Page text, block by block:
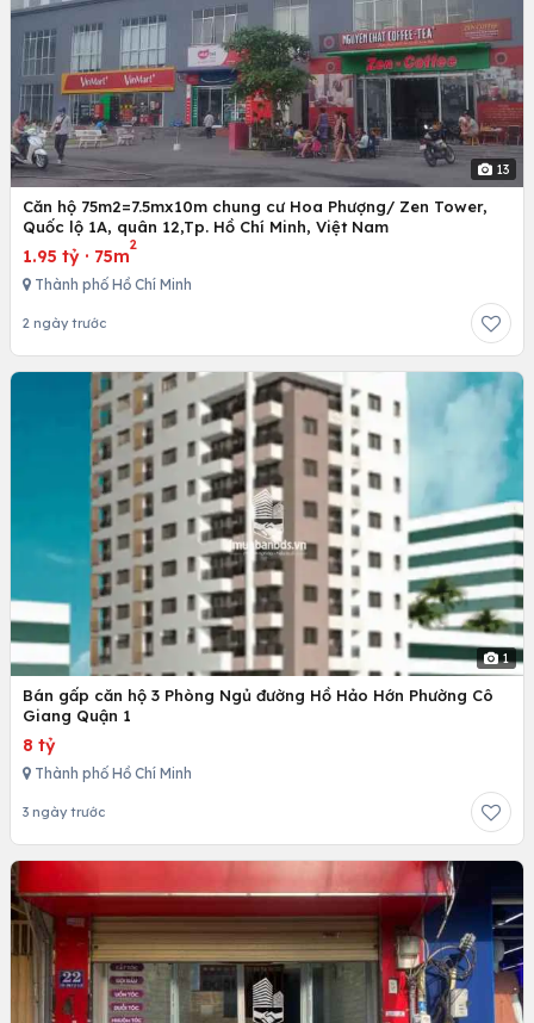
13
Căn hộ 75m2=7.5mx10m chung cư Hoa Phượng/ Zen Tower,
Quốc lộ 1A, quân 12,Tp. Hồ Chí Minh, Việt Nam
1.95 tỷ · 75m
2
Thành phố Hồ Chí Minh
2 ngày trước
1
Bán gấp căn hộ 3 Phòng Ngủ đường Hồ Hảo Hớn Phường Cô
Giang Quận 1
8 tỷ
Thành phố Hồ Chí Minh
3 ngày trước